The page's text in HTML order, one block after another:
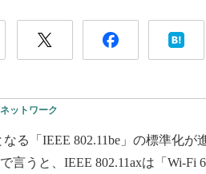
ネットワーク
る「IEEE 802.11be」の標準化が
言うと、IEEE 802.11axは「Wi-Fi